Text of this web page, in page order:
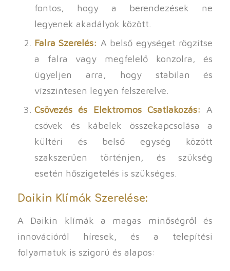
fontos, hogy a berendezések ne
legyenek akadályok között.
Falra Szerelés: A belső egységet rögzítse
a falra vagy megfelelő konzolra, és
ügyeljen arra, hogy stabilan és
vízszintesen legyen felszerelve.
Csövezés és Elektromos Csatlakozás: A
csövek és kábelek összekapcsolása a
kültéri és belső egység között
szakszerűen történjen, és szükség
esetén hőszigetelés is szükséges.
Daikin Klímák Szerelése:
A Daikin klímák a magas minőségről és
innovációról híresek, és a telepítési
folyamatuk is szigorú és alapos: